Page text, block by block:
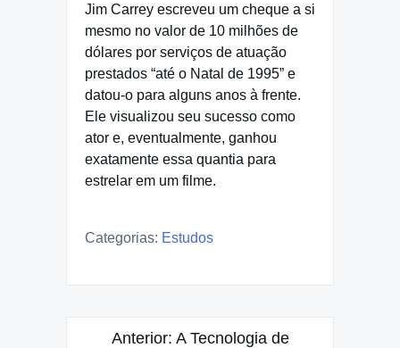
Jim Carrey escreveu um cheque a si
mesmo no valor de 10 milhões de
dólares por serviços de atuação
prestados “até o Natal de 1995” e
datou-o para alguns anos à frente.
Ele visualizou seu sucesso como
ator e, eventualmente, ganhou
exatamente essa quantia para
estrelar em um filme.
Categorias: Estudos
Navegação
Anterior: A Tecnologia de